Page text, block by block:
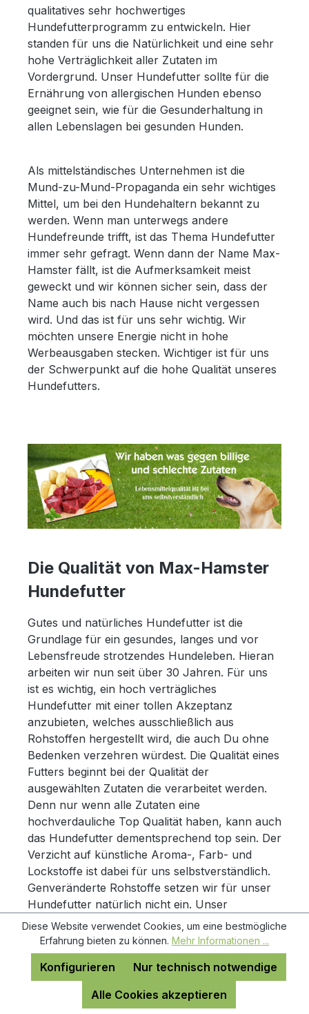
qualitatives sehr hochwertiges
Hundefutterprogramm zu entwickeln. Hier
standen für uns die Natürlichkeit und eine sehr
hohe Verträglichkeit aller Zutaten im
Vordergrund. Unser Hundefutter sollte für die
Ernährung von allergischen Hunden ebenso
geeignet sein, wie für die Gesunderhaltung in
allen Lebenslagen bei gesunden Hunden.
Als mittelständisches Unternehmen ist die
Mund-zu-Mund-Propaganda ein sehr wichtiges
Mittel, um bei den Hundehaltern bekannt zu
werden. Wenn man unterwegs andere
Hundefreunde trifft, ist das Thema Hundefutter
immer sehr gefragt. Wenn dann der Name Max-
Hamster fällt, ist die Aufmerksamkeit meist
geweckt und wir können sicher sein, dass der
Name auch bis nach Hause nicht vergessen
wird. Und das ist für uns sehr wichtig. Wir
möchten unsere Energie nicht in hohe
Werbeausgaben stecken. Wichtiger ist für uns
der Schwerpunkt auf die hohe Qualität unseres
Hundefutters.
Die Qualität von Max-Hamster
Hundefutter
Gutes und natürliches Hundefutter ist die
Grundlage für ein gesundes, langes und vor
Lebensfreude strotzendes Hundeleben. Hieran
arbeiten wir nun seit über 30 Jahren. Für uns
ist es wichtig, ein hoch verträgliches
Hundefutter mit einer tollen Akzeptanz
anzubieten, welches ausschließlich aus
Rohstoffen hergestellt wird, die auch Du ohne
Bedenken verzehren würdest. Die Qualität eines
Futters beginnt bei der Qualität der
ausgewählten Zutaten die verarbeitet werden.
Denn nur wenn alle Zutaten eine
hochverdauliche Top Qualität haben, kann auch
das Hundefutter dementsprechend top sein. Der
Verzicht auf künstliche Aroma-, Farb- und
Lockstoffe ist dabei für uns selbstverständlich.
Genveränderte Rohstoffe setzen wir für unser
Hundefutter natürlich nicht ein. Unser
Hundefutter wird immer frisch ausgeliefert.
Verpackt wird es meist erst am Tage deiner
Bestellung. Hierdurch ist es uns möglich, die
Haltbarkeit unseres Hunde Trockenfutters auf
10 Monate zu begrenzen. Durch die geringe
Haltbarkeitszeit haben wir jedoch die
Diese Website verwendet Cookies, um eine bestmögliche
Erfahrung bieten zu können. Mehr Informationen ...
Nur technisch notwendige
Konfigurieren
Alle Cookies akzeptieren